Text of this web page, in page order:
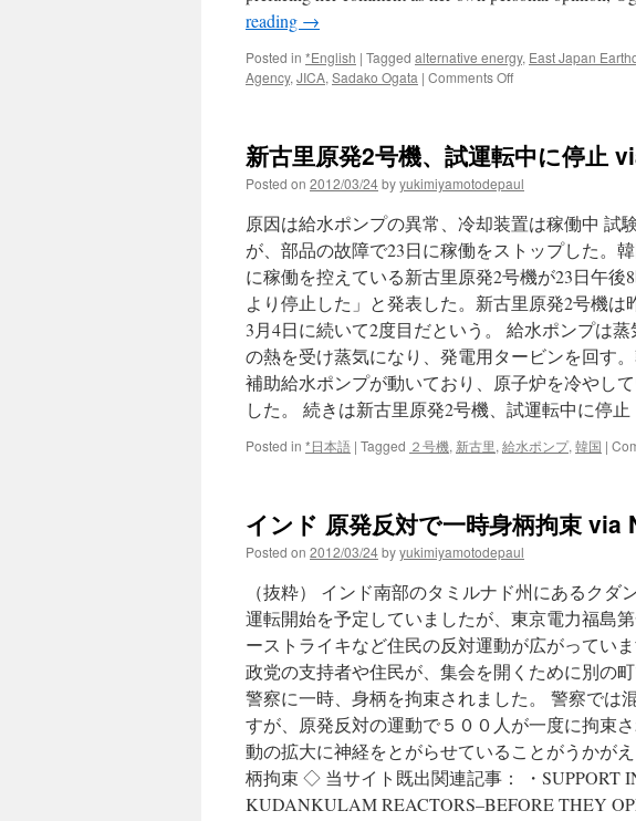
reading →
Posted in *English | Tagged alternative energy, East Japan
Agency, JICA, Sadako Ogata | Comments Offon
on
widsom
of
exporting
nuclear
plant
technology
via
The
Asahi
Shimbun
新古里原発2号機、試運転中に停止
Posted on 2012/03/24byyukimiyamotodepaul
原因は給水ポンプの異常、冷却装置は稼働中 試
が、部品の故障で23日に稼働をストップした。
に稼働を控えている新古里原発2号機が23日午
より停止した」と発表した。新古里原発2号機
3月4日に続いて2度目だという。 給水ポンプは
の熱を受け蒸気になり、発電用タービンを回す
補助給水ポンプが動いており、原子炉を冷やし
した。 続きは新古里原発2号機、試運転中に停止
Posted in *日本語 | Tagged ２号機, 新古里, 給水ポンプ, 韓国 |
インド 原発反対で一時身柄拘束 via
Posted on 2012/03/24byyukimiyamotodepaul
（抜粋） インド南部のタミルナド州にあるク
運転開始を予定していましたが、東京電力福島
ーストライキなど住民の反対運動が広がってい
政党の支持者や住民が、集会を開くために別の
警察に一時、身柄を拘束されました。 警察では
すが、原発反対の運動で５００人が一度に拘束
動の拡大に神経をとがらせていることがうかが
柄拘束 ◇ 当サイト既出関連記事： ・SUPPORT
KUDANKULAM REACTORS–BEFORE THEY